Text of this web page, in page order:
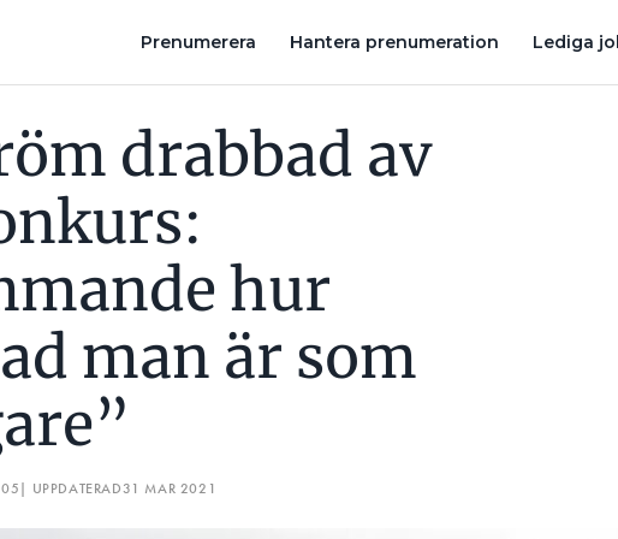
Prenumerera Hantera prenumeration Lediga
drabbad av
hur
man är som
| UPPDATERAD31 MAR 2021
HUR OSKYDDAD MAN ÄR SOM FÖRETAGARE”